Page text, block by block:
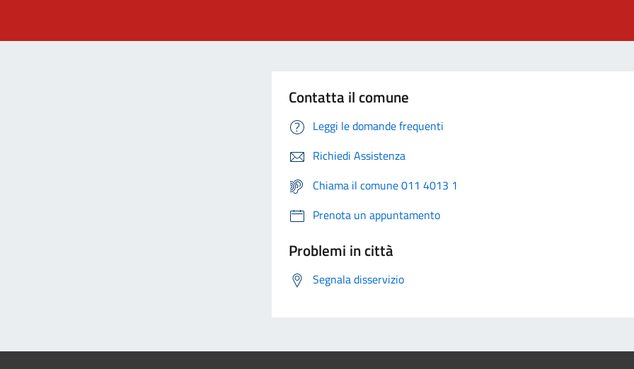
Contatta il comune
Leggi le domande frequenti
Richiedi Assistenza
Chiama il comune 011 4013 1
Prenota un appuntamento
Problemi in città
Segnala disservizio